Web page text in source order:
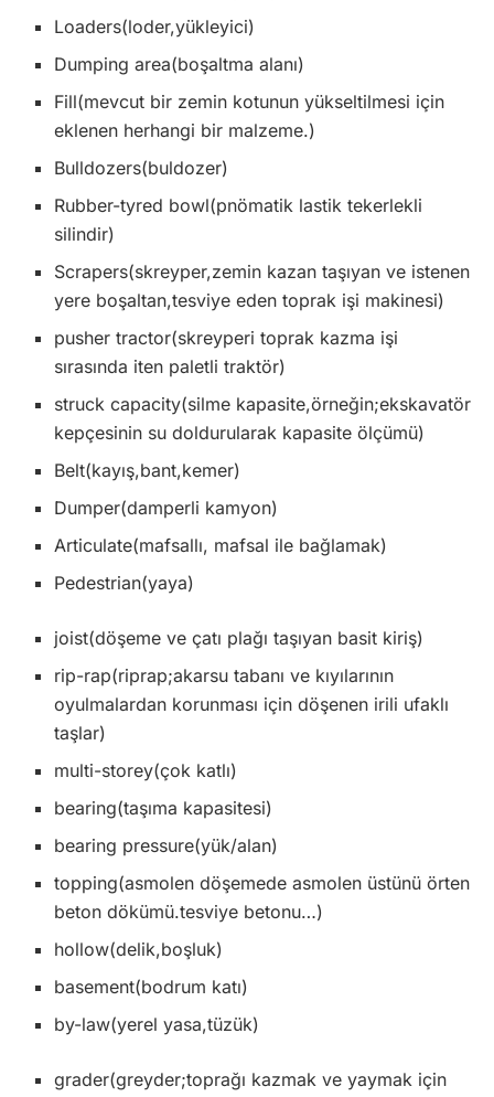
Loaders(loder,yükleyici)
Dumping area(boşaltma alanı)
Fill(mevcut bir zemin kotunun yükseltilmesi için
eklenen herhangi bir malzeme.)
Bulldozers(buldozer)
Rubber-tyred bowl(pnömatik lastik tekerlekli
silindir)
Scrapers(skreyper,zemin kazan taşıyan ve istenen
yere boşaltan,tesviye eden toprak işi makinesi)
pusher tractor(skreyperi toprak kazma işi
sırasında iten paletli traktör)
struck capacity(silme kapasite,örneğin;ekskavatör
kepçesinin su doldurularak kapasite ölçümü)
Belt(kayış,bant,kemer)
Dumper(damperli kamyon)
Articulate(mafsallı, mafsal ile bağlamak)
Pedestrian(yaya)
joist(döşeme ve çatı plağı taşıyan basit kiriş)
rip-rap(riprap;akarsu tabanı ve kıyılarının
oyulmalardan korunması için döşenen irili ufaklı
taşlar)
multi-storey(çok katlı)
bearing(taşıma kapasitesi)
bearing pressure(yük/alan)
topping(asmolen döşemede asmolen üstünü örten
beton dökümü.tesviye betonu…)
hollow(delik,boşluk)
basement(bodrum katı)
by-law(yerel yasa,tüzük)
grader(greyder;toprağı kazmak ve yaymak için